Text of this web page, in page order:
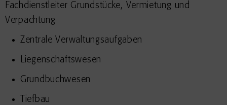
Fachdienstleiter Grundstücke, Vermietung und
Verpachtung
Zentrale Verwaltungsaufgaben
Liegenschaftswesen
Grundbuchwesen
Tiefbau